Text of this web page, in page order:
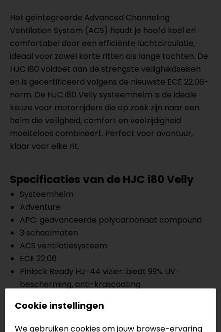
Het geïntegreerde Advanced Channeling
Ventilation System (ACS) houdt je hoofd koel en
comfortabel door een efficiënte luchtcirculatie,
ideaal voor zowel korte ritten als lange tochten. De
HJC i80 voldoet aan de strengste veiligheidseisen
en is gecertificeerd volgens de nieuwste ECE 22.06-
norm. De HJC i80 Velly systeemhelm is de ideale
keuze voor motorrijders die op zoek zijn naar een
helm die veiligheid, comfort en veelzijdigheid
moeiteloos combineert. Perfect voor avontuur,
klaar voor elke rit.
Specificaties van de HJC i80 Velly
Systeemhelm
Adventure
APC: geavanceerde polycarbonaat compound
3 schaalmaten
ACS ventilatiesysteem
ECE 22.06
Pinlock Ready HJ-44 vizier: biedt 99% UV-
bescherming, anti-krascoating
Uitneembare binnenvoering, vochtafvoerend
Ratelsluiting
Cookie instellingen
We gebruiken cookies om jouw browse-ervaring